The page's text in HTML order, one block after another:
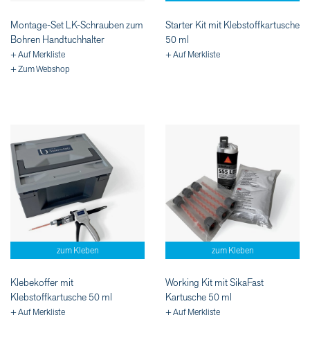
Montage-Set LK-Schrauben zum
Bohren Handtuchhalter
+ Auf Merkliste
+ Zum Webshop
Starter Kit mit Klebstoffkartusche
50 ml
+ Auf Merkliste
zum Kleben
Klebekoffer mit
Klebstoffkartusche 50 ml
+ Auf Merkliste
zum Kleben
Working Kit mit SikaFast
Kartusche 50 ml
+ Auf Merkliste